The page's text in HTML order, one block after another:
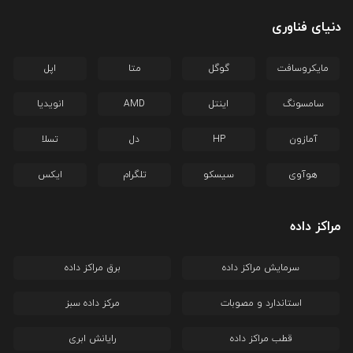
دنیای فناوری
مایکروسافت گوگل متا اپل
سامسونگ اینتل AMD انویدیا
آمازون HP دل تسلا
هوآوی سیسکو تلگرام ایکس
مراکز داده
سرمایش مراکز داده برق مراکز داده
استاندارد و مصوبات مرکز داده سبز
قطب مراکز داده رایانش ابری